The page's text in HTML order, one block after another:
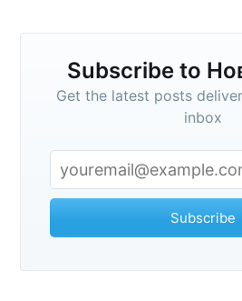
Subscribe to
Get the latest posts
inbox
Subscribe